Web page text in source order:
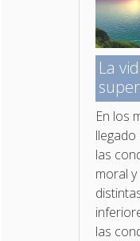
La
En los
las
moral
las